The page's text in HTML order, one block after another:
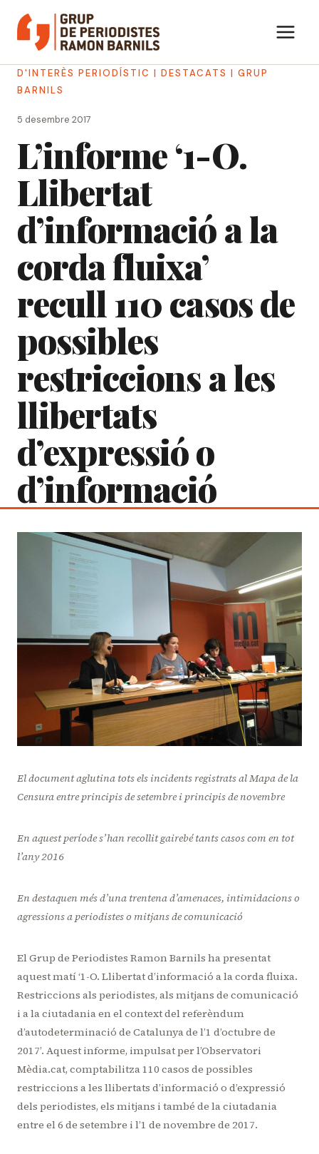
contingut
D'INTERÈS PERIODÍSTIC | DESTACATS | GRUP
BARNILS
5 desembre 2017
L’informe ‘1-O.
Llibertat
d’informació a la
corda fluixa’
recull 110 casos de
possibles
restriccions a les
llibertats
d’expressió o
d’informació
El document aglutina tots els incidents registrats al Mapa de la
Censura entre principis de setembre i principis de novembre
En aquest període s’han recollit gairebé tants casos com en tot
l’any 2016
En destaquen més d’una trentena d’amenaces, intimidacions o
agressions a periodistes o mitjans de comunicació
El Grup de Periodistes Ramon Barnils ha presentat
aquest matí ‘1-O. Llibertat d’informació a la corda fluixa.
Restriccions als periodistes, als mitjans de comunicació
i a la ciutadania en el context del referèndum
d’autodeterminació de Catalunya de l’1 d’octubre de
2017’. Aquest informe, impulsat per l’Observatori
Mèdia.cat, comptabilitza 110 casos de possibles
restriccions a les llibertats d’informació o d’expressió
dels periodistes, els mitjans i també de la ciutadania
entre el 6 de setembre i l’1 de novembre de 2017.